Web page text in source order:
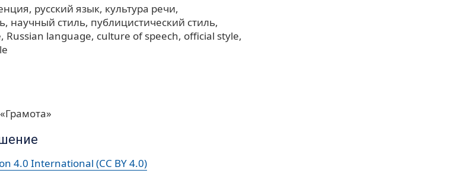
русский язык культура речи
научный стиль публицистический стиль
Russian language culture of speech official style
4.0 International (CC BY 4.0)